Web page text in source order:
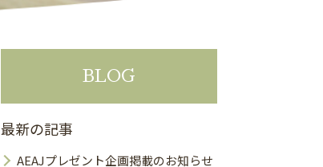
BLOG
最新の記事
AEAJプレゼント企画掲載のお知らせ